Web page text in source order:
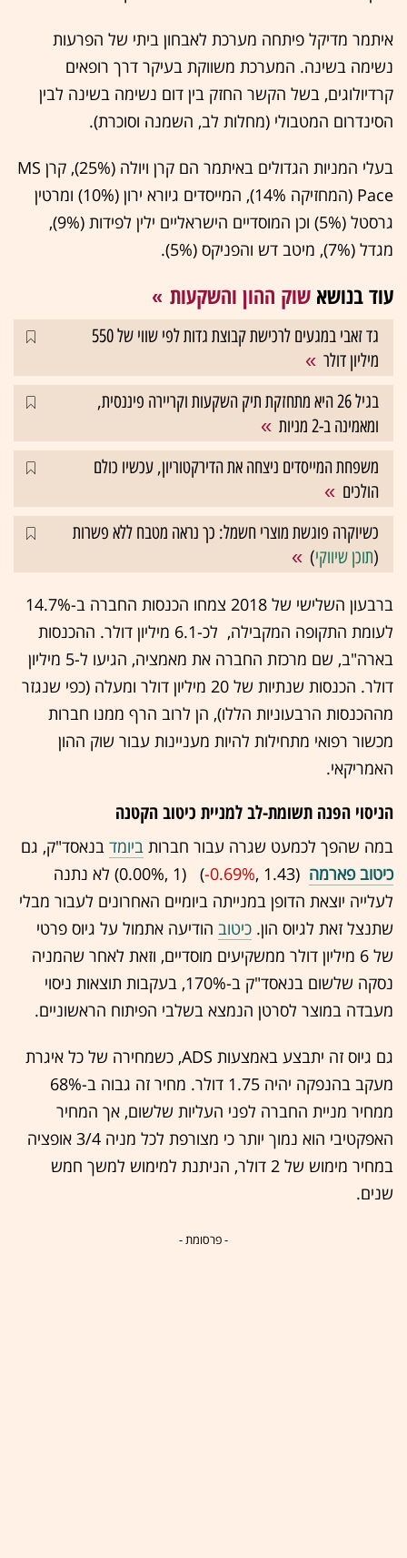
איתמר מדיקל פיתחה מערכת לאבחון ביתי של הפרעות
נשימה בשינה. המערכת משווקת בעיקר דרך רופאים
קרדיולוגים, בשל הקשר החזק בין דום נשימה בשינה לבין
הסינדרום המטבולי (מחלות לב, השמנה וסוכרת).
בעלי המניות הגדולים באיתמר הם קרן ויולה (25%), קרן MS
Pace (המחזיקה 14%), המייסדים גיורא ירון (10%) ומרטין
גרסטל (5%) וכן המוסדיים הישראליים ילין לפידות (9%),
מגדל (7%), מיטב דש והפניקס (5%).
עוד בנושא שוק ההון והשקעות
גד זאבי במגעים לרכישת קבוצת גדות לפי שווי של 550
מיליון דולר
בגיל 26 היא מתחזקת תיק השקעות וקריירה פיננסית,
ומאמינה ב-2 מניות
משפחת המייסדים ניצחה את הדירקטוריון, עכשיו כולם
הולכים
כשיוקרה פוגשת מוצרי חשמל: כך נראה מטבח ללא פשרות
(תוכן שיווקי)
ברבעון השלישי של 2018 צמחו הכנסות החברה ב-14.7%
לעומת התקופה המקבילה, לכ-6.1 מיליון דולר. ההכנסות
בארה"ב, שם מרכזת החברה את מאמציה, הגיעו ל-5 מיליון
דולר. הכנסות שנתיות של 20 מיליון דולר ומעלה (כפי שנגזר
מההכנסות הרבעוניות הללו), הן לרוב הרף ממנו חברות
מכשור רפואי מתחילות להיות מעניינות עבור שוק ההון
האמריקאי.
הניסוי הפנה תשומת-לב למניית כיטוב הקטנה
במה שהפך לכמעט שגרה עבור חברות ביומד בנאסד"ק, גם
כיטוב פארמה (1.43 ,‎
-0.69%
‏) (1 ,‎
0.00%‏) לא נתנה
לעלייה יוצאת הדופן במנייתה ביומיים האחרונים לעבור מבלי
שתנצל זאת לגיוס הון. כיטוב הודיעה אתמול על גיוס פרטי
של 6 מיליון דולר ממשקיעים מוסדיים, וזאת לאחר שהמניה
נסקה שלשום בנאסד"ק ב-170%, בעקבות תוצאות ניסוי
מעבדה במוצר לסרטן הנמצא בשלבי הפיתוח הראשוניים.
גם גיוס זה יתבצע באמצעות ADS, כשמחירה של כל איגרת
מעקב בהנפקה יהיה 1.75 דולר. מחיר זה גבוה ב-68%
ממחיר מניית החברה לפני העליות שלשום, אך המחיר
האפקטיבי הוא נמוך יותר כי מצורפת לכל מניה 3/4 אופציה
במחיר מימוש של 2 דולר, הניתנת למימוש למשך חמש
שנים.
- פרסומת -